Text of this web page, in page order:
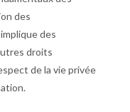
des
des
droits
de la vie privée